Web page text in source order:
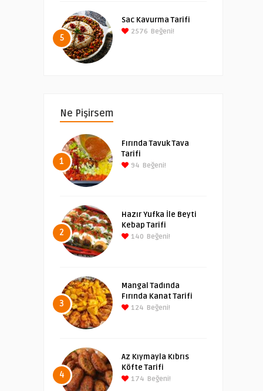
5
Sac Kavurma Tarifi
2576 Beğeni!
Ne Pişirsem
1
Fırında Tavuk Tava
Tarifi
94 Beğeni!
2
Hazır Yufka İle Beyti
Kebap Tarifi
140 Beğeni!
3
Mangal Tadında
Fırında Kanat Tarifi
124 Beğeni!
4
Az Kıymayla Kıbrıs
Köfte Tarifi
174 Beğeni!